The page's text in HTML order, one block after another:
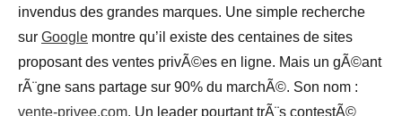
invendus des grandes marques. Une simple recherche
sur Google montre qu’il existe des centaines de sites
proposant des ventes privÃ©es en ligne. Mais un gÃ©ant
rÃ¨gne sans partage sur 90% du marchÃ©. Son nom :
vente-privee.com. Un leader pourtant trÃ¨s contestÃ©